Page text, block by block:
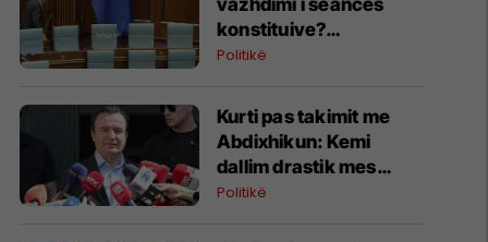
vazhdimi i seancës
konstituive?
Deklarohet Kurti
Politikë
Kurti pas takimit me
Abdixhikun: Kemi
dallim drastik mes
rezultatit zgjedhor dhe
Politikë